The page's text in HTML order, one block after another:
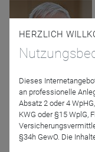
Dr. Ulrich Kaffarnik
DJE Kapital AG
HERZLICH
Dieses
an professionelle
Absatz 2 oder 4
KWG oder §15 WplG,
§34h GewO. Die